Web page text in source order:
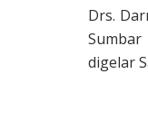
Drs.
digelar